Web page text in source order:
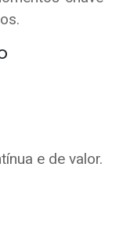
e de valor.